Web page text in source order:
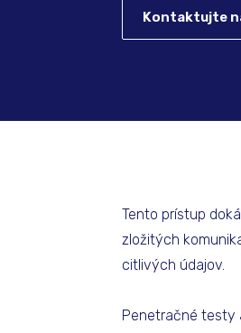
Kontaktujte
Tento prístup
zložitých
citlivých údajov.
Penetračné testy